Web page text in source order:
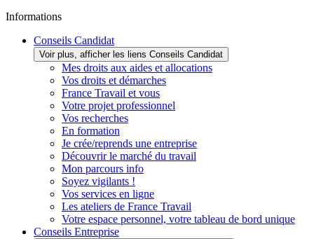
Informations
Conseils Candidat
Voir plus, afficher les liens Conseils Candidat
Mes droits aux aides et allocations
Vos droits et démarches
France Travail et vous
Votre projet professionnel
Vos recherches
En formation
Je crée/reprends une entreprise
Découvrir le marché du travail
Mon parcours info
Soyez vigilants !
Vos services en ligne
Les ateliers de France Travail
Votre espace personnel, votre tableau de bord unique
Conseils Entreprise